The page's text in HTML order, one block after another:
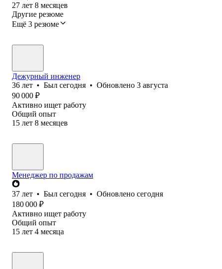
27 лет 8 месяцев
Другие резюме
Ещё 3 резюме
Дежурный инженер
36 лет • Был сегодня • Обновлено 3 августа
90 000 ₽
Активно ищет работу
Общий опыт
15 лет 8 месяцев
Менеджер по продажам
37 лет • Был сегодня • Обновлено сегодня
180 000 ₽
Активно ищет работу
Общий опыт
15 лет 4 месяца